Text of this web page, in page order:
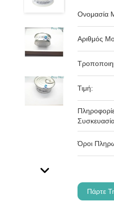
Ονομασία
Αριθμός
Τιμή:
Όροι
Πάρτε